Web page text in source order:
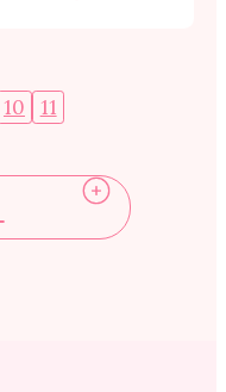
10 11